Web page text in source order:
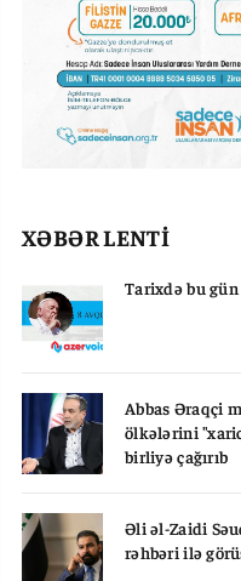
XƏBƏR LENTİ
Tarixdə bu
Abbas Əraqçi
ölkələrini
birliyə çağırıb
Əli əl-Zaidi
rəhbəri ilə